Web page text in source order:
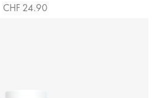
CHF 24.90